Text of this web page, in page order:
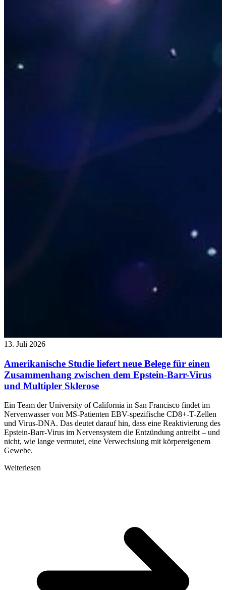
13. Juli 2026
Amerikanische Studie liefert neue Belege für einen
Zusammenhang zwischen dem Epstein-Barr-Virus
und Multipler Sklerose
Ein Team der University of California in San Francisco findet im
Nervenwasser von MS-Patienten EBV-spezifische CD8+-T-Zellen
und Virus-DNA. Das deutet darauf hin, dass eine Reaktivierung des
Epstein-Barr-Virus im Nervensystem die Entzündung antreibt – und
nicht, wie lange vermutet, eine Verwechslung mit körpereigenem
Gewebe.
Weiterlesen